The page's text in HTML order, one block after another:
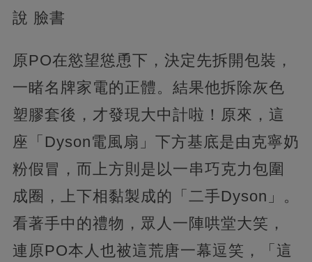
說 臉書
原PO在慾望慫恿下，決定先拆開包裝，
一睹名牌家電的正體。結果他拆除灰色
塑膠套後，才發現大中計啦！原來，這
座「Dyson電風扇」下方基底是由克寧奶
粉假冒，而上方則是以一串巧克力包圍
成圈，上下相黏製成的「二手Dyson」。
看著手中的禮物，眾人一陣哄堂大笑，
連原PO本人也被這荒唐一幕逗笑，「這